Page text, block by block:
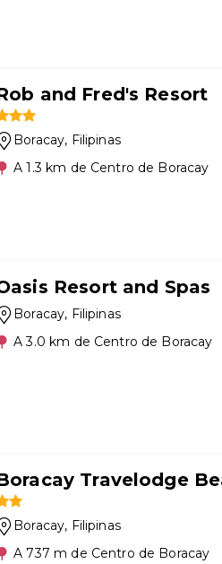
and Fred's Resort
Boracay, Filipinas
A 1.3 km de Centro de Boracay
Resort and Spas
Boracay, Filipinas
A 3.0 km de Centro de Boracay
Travelodge
Boracay, Filipinas
A 737 m de Centro de Boracay